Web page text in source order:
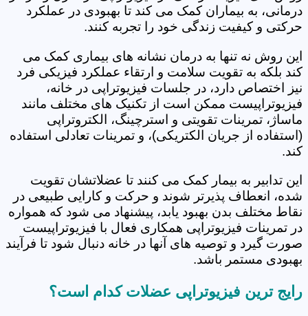
درمانی، به بیماران کمک می کند تا بهبودی در عملکرد
حرکتی و کیفیت زندگی خود را تجربه کنند.
این روش نه تنها به درمان نشانه های بیماری کمک می
کند بلکه به تقویت سلامت و ارتقاء عملکرد فیزیکی فرد
نیز اختصاص دارد، در جلسات فیزیوتراپی در خانه،
فیزیوتراپیست ممکن است از تکنیک های مختلف مانند
ماساژ، تمرینات تقویتی و استرچینگ، الکتروتراپی
(استفاده از جریان الکتریکی)، و تمرینات تعادلی استفاده
کند.
این تدابیر به بیمار کمک می کنند تا عضلاتشان تقویت
شده، انعطاف پذیرتر شوند و حرکت و کارایی طبیعی در
نقاط مختلف بدن بهبود یابد، پیشنهاد می شود که همواره
در تمرینات فیزیوتراپی همکاری فعال با فیزیوتراپیست
صورت گیرد و توصیه های آنها در خانه دنبال شود تا فرآیند
بهبودی مستمر باشد.
رایج ترین فیزیوتراپی عضلات کدام است؟